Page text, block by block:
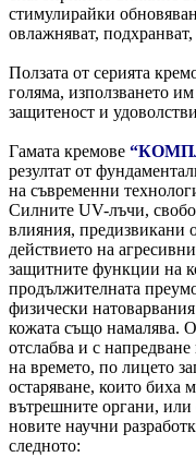
стимулирайки
овлажняват,
Ползата от серията
голяма, използването
защитеност и
Гамата кремове
резултат от
на съвременни
Силните UV-лъчи,
влияния, предизвикани
действието на
защитните функции на
продължителната
физически
кожата също намалява.
отслабва и с
на времето, по лицето
остаряване, които биха
вътрешните органи, или
новите научни
следното: